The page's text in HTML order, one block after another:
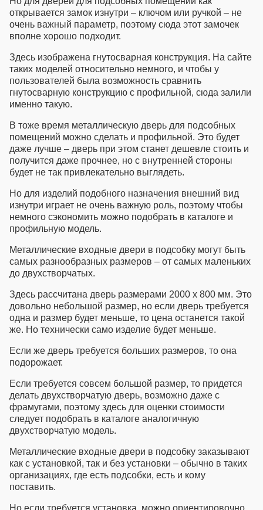
открывается замок изнутри – ключом или ручкой – не
очень важный параметр, поэтому сюда этот замочек
вполне хорошо подходит.
Здесь изображена гнутосварная конструкция. На сайте
таких моделей относительно немного, и чтобы у
пользователей была возможность сравнить
гнутосварную конструкцию с профильной, сюда залили
именно такую.
В тоже время металлическую дверь для подсобных
помещений можно сделать и профильной. Это будет
даже лучше – дверь при этом станет дешевле стоить и
получится даже прочнее, но с внутренней стороны
будет не так привлекательно выглядеть.
Но для изделий подобного назначения внешний вид
изнутри играет не очень важную роль, поэтому чтобы
немного сэкономить можно подобрать в каталоге и
профильную модель.
Металлические входные двери в подсобку могут быть
самых разнообразных размеров – от самых маленьких
до двухстворчатых.
Здесь рассчитана дверь размерами 2000 х 800 мм. Это
довольно небольшой размер, но если дверь требуется
одна и размер будет меньше, то цена останется такой
же. Но технически само изделие будет меньше.
Если же дверь требуется больших размеров, то она
подорожает.
Если требуется совсем большой размер, то придется
делать двухстворчатую дверь, возможно даже с
фрамугами, поэтому здесь для оценки стоимости
следует подобрать в каталоге аналогичную
двухстворчатую модель.
Металлические входные двери в подсобку заказывают
как с установкой, так и без установки – обычно в таких
организациях, где есть подсобки, есть и кому
поставить.
Но если требуется установка, можно ориентировочно